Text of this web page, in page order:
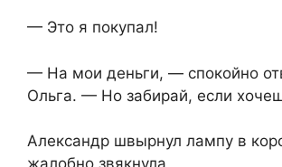
— Это я покупал!
— На мои деньги, — спокойно
Ольга. — Но забирай, если
Александр швырнул лампу в